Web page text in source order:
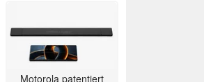
Motorola patentiert